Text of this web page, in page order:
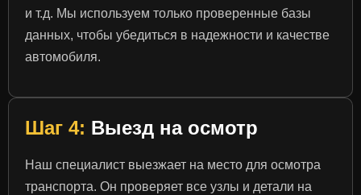
и т.д. Мы используем только проверенные базы
данных, чтобы убедиться в надежности и качестве
автомобиля.
Шаг 4: Выезд на осмотр
Наш специалист выезжает на место для осмотра
транспорта. Он проверяет все узлы и детали на